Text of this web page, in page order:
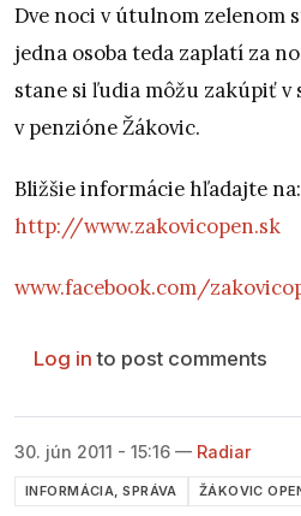
Dve noci v útulnom zelenom
jedna osoba teda zaplatí za
stane si ľudia môžu zakúpiť
v penzióne Žákovic.
Bližšie informácie hľadajte na:
http://www.zakovicopen.sk
www.facebook.com/
Log in to post comments
30. jún 2011 - 15:16 — Radiar
INFORMÁCIA, SPRÁVA ŽÁKOVIC